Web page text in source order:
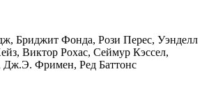
Бриджит Фонда, Рози Перес, Уэнделл
Виктор Рохас, Сеймур Кэссел,
Дж.Э. Фримен, Ред Баттонс